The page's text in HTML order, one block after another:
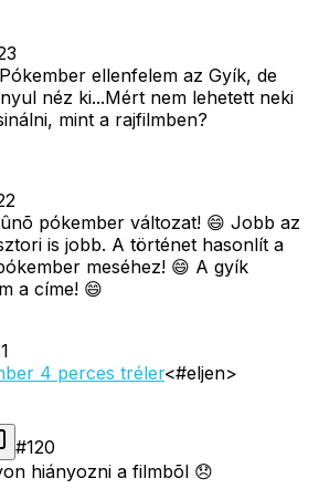
ellenfelem az Gyík, de
néz ki...Mért nem lehetett neki
mint a rajfilmben?
pókember változat! 😄 Jobb az
is jobb. A történet hasonlít a
meséhez! 😄 A gyík
a címe! 😄
4 perces tréler<#eljen>
#120
hiányozni a filmbõl 😞